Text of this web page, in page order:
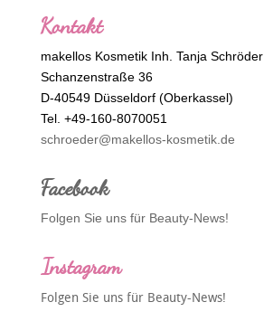
Kontakt
makellos Kosmetik Inh. Tanja Schröder
Schanzenstraße 36
D-40549 Düsseldorf (Oberkassel)
Tel. +49-160-8070051
schroeder@makellos-kosmetik.de
Facebook
Folgen Sie uns für Beauty-News!
Instagram
Folgen Sie uns für Beauty-News!